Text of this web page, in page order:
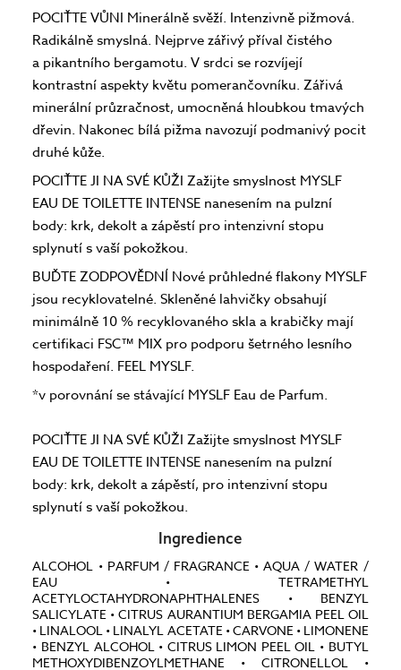
POCIŤTE VŮNI Minerálně svěží. Intenzivně pižmová.
Radikálně smyslná. Nejprve zářivý příval čistého
a pikantního bergamotu. V srdci se rozvíjejí
kontrastní aspekty květu pomerančovníku. Zářivá
minerální průzračnost, umocněná hloubkou tmavých
dřevin. Nakonec bílá pižma navozují podmanivý pocit
druhé kůže.
POCIŤTE JI NA SVÉ KŮŽI Zažijte smyslnost MYSLF
EAU DE TOILETTE INTENSE nanesením na pulzní
body: krk, dekolt a zápěstí pro intenzivní stopu
splynutí s vaší pokožkou.
BUĎTE ZODPOVĚDNÍ Nové průhledné flakony MYSLF
jsou recyklovatelné. Skleněné lahvičky obsahují
minimálně 10 % recyklovaného skla a krabičky mají
certifikaci FSC™ MIX pro podporu šetrného lesního
hospodaření. FEEL MYSLF.
*v porovnání se stávající MYSLF Eau de Parfum.
POCIŤTE JI NA SVÉ KŮŽI Zažijte smyslnost MYSLF
EAU DE TOILETTE INTENSE nanesením na pulzní
body: krk, dekolt a zápěstí, pro intenzivní stopu
splynutí s vaší pokožkou.
Ingredience
ALCOHOL • PARFUM / FRAGRANCE • AQUA / WATER /
EAU • TETRAMETHYL
ACETYLOCTAHYDRONAPHTHALENES • BENZYL
SALICYLATE • CITRUS AURANTIUM BERGAMIA PEEL OIL
• LINALOOL • LINALYL ACETATE • CARVONE • LIMONENE
• BENZYL ALCOHOL • CITRUS LIMON PEEL OIL • BUTYL
METHOXYDIBENZOYLMETHANE • CITRONELLOL •